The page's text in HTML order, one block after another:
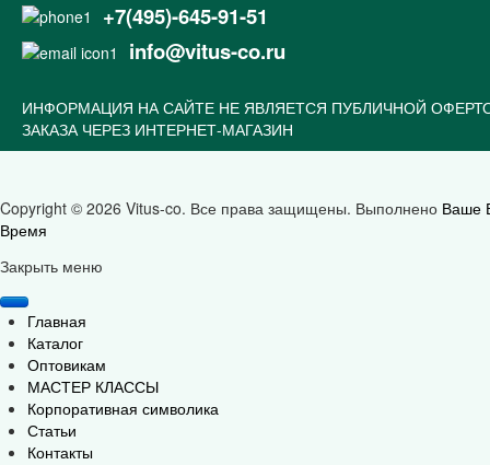
+7(495)-645-91-51
info@vitus-co.ru
ИНФОРМАЦИЯ НА САЙТЕ НЕ ЯВЛЯЕТСЯ ПУБЛИЧНОЙ
ЗАКАЗА ЧЕРЕЗ ИНТЕРНЕТ-МАГАЗИН
Copyright © 2026 Vitus-co. Все права защищены. Выполнено Ваше
Время
Закрыть меню
Главная
Каталог
Оптовикам
МАСТЕР КЛАССЫ
Корпоративная символика
Статьи
Контакты